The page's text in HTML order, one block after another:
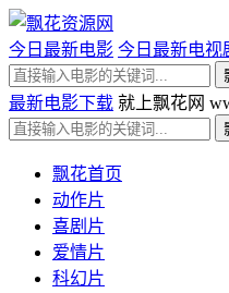
今日最新电影 今日最新电视
最新电影下载 就上飘花网
飘花首页
动作片
喜剧片
爱情片
科幻片